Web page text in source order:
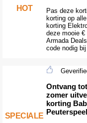
HOT
Pas deze
korting op
korting
deze mooie
Armada
code nodig
SPECIALE
Ontvang
zomer
korting